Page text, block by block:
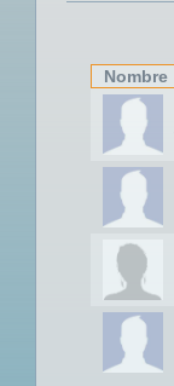
Nombre